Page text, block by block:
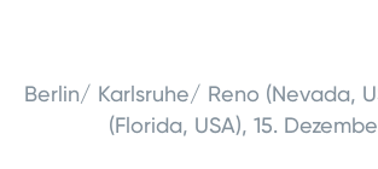
Berlin/ Karlsruhe/ Reno (Nevada,
(Florida, USA), 15.